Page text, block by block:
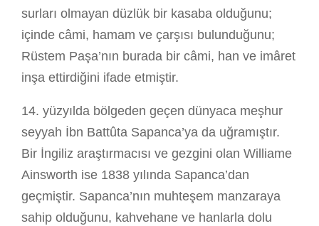
surları olmayan düzlük bir kasaba olduğunu;
içinde câmi, hamam ve çarşısı bulunduğunu;
Rüstem Paşa’nın burada bir câmi, han ve imâret
inşa ettirdiğini ifade etmiştir.
14. yüzyılda bölgeden geçen dünyaca meşhur
seyyah İbn Battûta Sapanca’ya da uğramıştır.
Bir İngiliz araştırmacısı ve gezgini olan Williame
Ainsworth ise 1838 yılında Sapanca’dan
geçmiştir. Sapanca’nın muhteşem manzaraya
sahip olduğunu, kahvehane ve hanlarla dolu